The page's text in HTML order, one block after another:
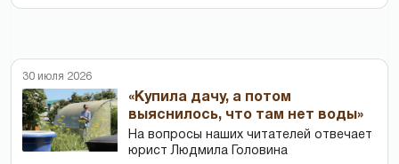
30 июля 2026
«Купила дачу, а потом
выяснилось, что там нет воды»
На вопросы наших читателей отвечает
юрист Людмила Головина